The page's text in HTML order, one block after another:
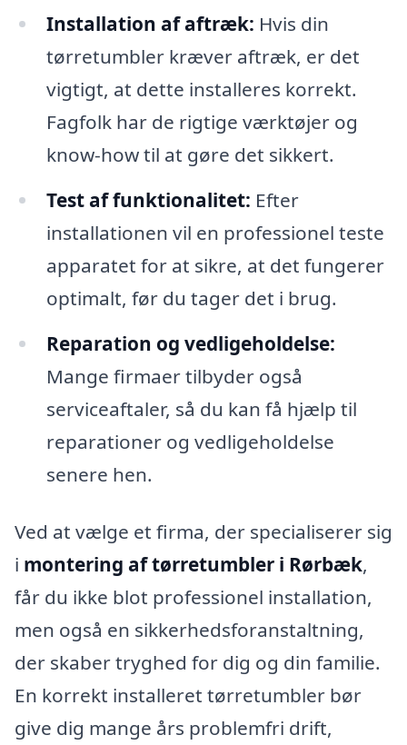
Installation af aftræk: Hvis din
tørretumbler kræver aftræk, er det
vigtigt, at dette installeres korrekt.
Fagfolk har de rigtige værktøjer og
know-how til at gøre det sikkert.
Test af funktionalitet: Efter
installationen vil en professionel teste
apparatet for at sikre, at det fungerer
optimalt, før du tager det i brug.
Reparation og vedligeholdelse:
Mange firmaer tilbyder også
serviceaftaler, så du kan få hjælp til
reparationer og vedligeholdelse
senere hen.
Ved at vælge et firma, der specialiserer sig
i montering af tørretumbler i Rørbæk,
får du ikke blot professionel installation,
men også en sikkerhedsforanstaltning,
der skaber tryghed for dig og din familie.
En korrekt installeret tørretumbler bør
give dig mange års problemfri drift,